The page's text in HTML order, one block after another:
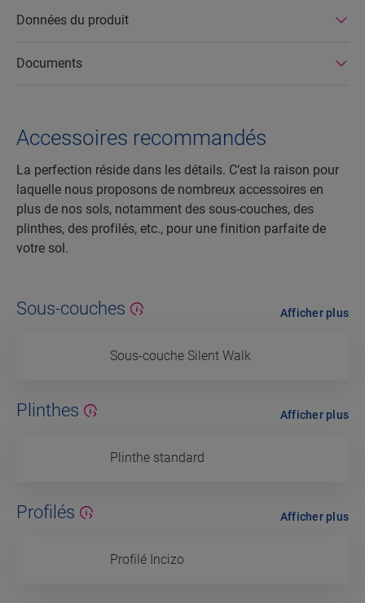
Données du produit
Documents
Accessoires recommandés
La perfection réside dans les détails. C’est la raison pour
laquelle nous proposons de nombreux accessoires en
plus de nos sols, notamment des sous-couches, des
plinthes, des profilés, etc., pour une finition parfaite de
votre sol.
Sous-couches
Sous-couche Silent Walk
Afficher plus
Plinthes
Plinthe standard
Afficher plus
Profilés
Profilé Incizo
Afficher plus